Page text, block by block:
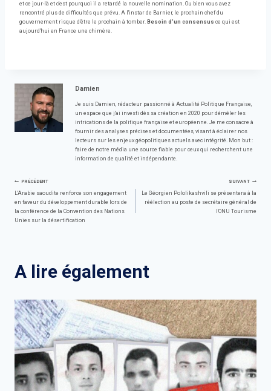
et ce jour-là et c'est pourquoi il a retardé la nouvelle nomination. Ou bien vous avez
rencontré plus de difficultés que prévu. A l'instar de Barnier, le prochain chef du
gouvernement risque d'être le prochain à tomber. Besoin d'un consensus ce qui est
aujourd'hui en France une chimère.
Damien
Je suis Damien, rédacteur passionné à Actualité Politique Française,
un espace que j'ai investi dès sa création en 2020 pour démêler les
intrications de la politique française et européenne. Je me consacre à
fournir des analyses précises et documentées, visant à éclairer nos
lecteurs sur les enjeux géopolitiques actuels avec intégrité. Mon but :
faire de notre média une source fiable pour ceux qui recherchent une
information de qualité et indépendante.
Navigation
de
PRÉCÉDENT
L'Arabie saoudite renforce son engagement
en faveur du développement durable lors de
la conférence de la Convention des Nations
Unies sur la désertification
SUIVANT
Le Géorgien Pololikashvili se présentera à la
réélection au poste de secrétaire général de
l'ONU Tourisme
A lire également